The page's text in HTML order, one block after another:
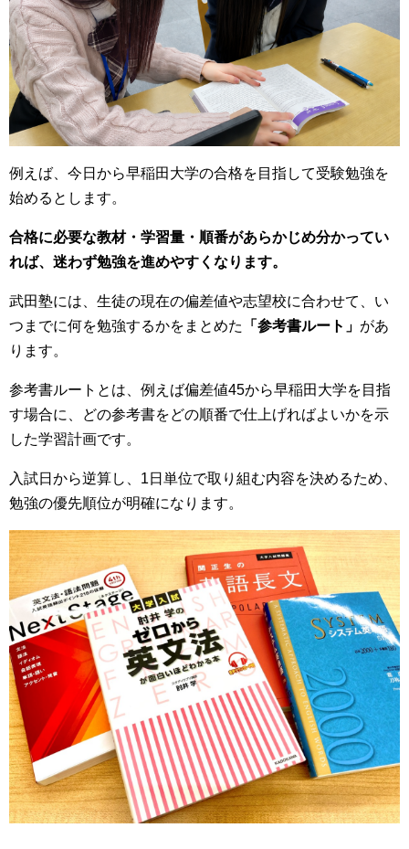
例えば、今日から早稲田大学の合格を目指して受験勉強を
始めるとします。
合格に必要な教材・学習量・順番があらかじめ分かってい
れば、迷わず勉強を進めやすくなります。
武田塾には、生徒の現在の偏差値や志望校に合わせて、い
つまでに何を勉強するかをまとめた
「参考書ルート」 があ
ります。
参考書ルートとは、例えば偏差値45から早稲田大学を目指
す場合に、どの参考書をどの順番で仕上げればよいかを示
した学習計画です。
入試日から逆算し、1日単位で取り組む内容を決めるため、
勉強の優先順位が明確になります。